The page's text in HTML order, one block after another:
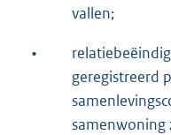
vallen;
•
geregistreerd
samenwoning